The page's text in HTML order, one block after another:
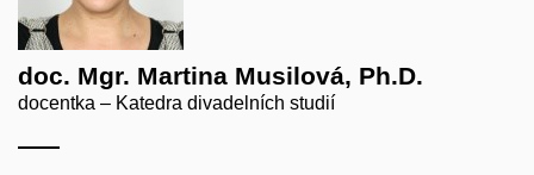
doc. Mgr. Martina Musilová, Ph.D.
docentka – Katedra divadelních studií